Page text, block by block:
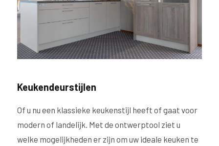
Keukendeurstijlen
Of u nu een klassieke keukenstijl heeft of gaat voor
modern of landelijk. Met de ontwerptool ziet u
welke mogelijkheden er zijn om uw ideale keuken te